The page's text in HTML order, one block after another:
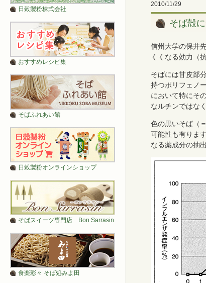
2010/11/29
そば殻
信州大学の保井
くくなる効力（
そばには甘皮部
持つポリフェノ
において特にそ
なルチンではな
色の黒いそば（
可能性も有りま
なる薬成分の抽
日穀製粉株式会社
おすすめレシピ集
そばふれあい館
日穀製粉オンラインショップ
そばスイーツ専門店 Bon Sarrasin
食楽彩々 そば処みよ田